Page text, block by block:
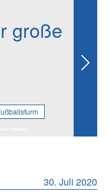
große
Next
30. Juli 2020